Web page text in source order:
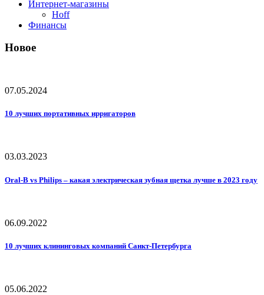
Интернет-магазины
Hoff
Финансы
Новое
07.05.2024
10 лучших портативных ирригаторов
03.03.2023
Oral-B vs Philips – какая электрическая зубная щетка лучше в 2023 году
06.09.2022
10 лучших клининговых компаний Санкт-Петербурга
05.06.2022